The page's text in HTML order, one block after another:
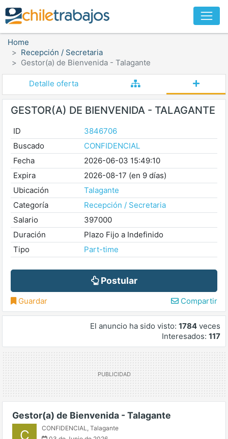
Home
Recepción / Secretaria
Gestor(a) de Bienvenida - Talagante
Detalle oferta
GESTOR(A) DE BIENVENIDA - TALAGANTE
ID
3846706
Buscado
CONFIDENCIAL
Fecha
2026-06-03 15:49:10
Expira
2026-08-17 (en 9 días)
Ubicación
Talagante
Categoría
Recepción / Secretaria
Salario
397000
Duración
Plazo Fijo a Indefinido
Tipo
Part-time
Postular
Guardar Compartir
El anuncio ha sido visto: 1784 veces
Interesados: 117
Gestor(a) de Bienvenida - Talagante
C CONFIDENCIAL, Talagante